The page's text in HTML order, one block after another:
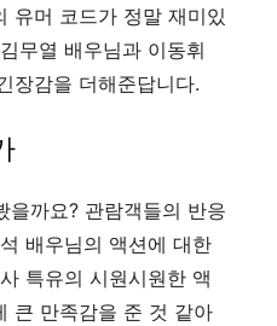
유머 코드가 정말 재미있
무열 배우님과 이동휘
장감을 더해준답니다.
을까요? 관람객들의 반응
배우님의 액션에 대한
특유의 시원시원한 액
큰 만족감을 준 것 같아